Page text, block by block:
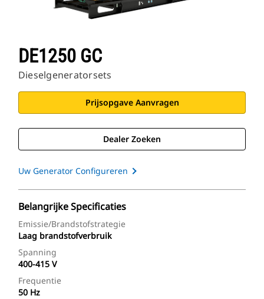
DE1250 GC
Dieselgeneratorsets
Prijsopgave Aanvragen
Dealer Zoeken
Uw Generator Configureren
Belangrijke Specificaties
Emissie/brandstofstrategie
Laag brandstofverbruik
Spanning
400-415 V
Frequentie
50 Hz